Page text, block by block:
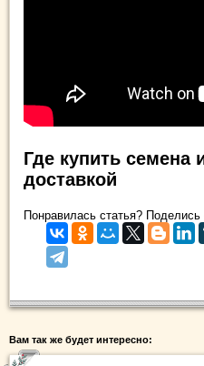
Где купить семена
доставкой
Понравилась статья?
Вам так же будет интересно: